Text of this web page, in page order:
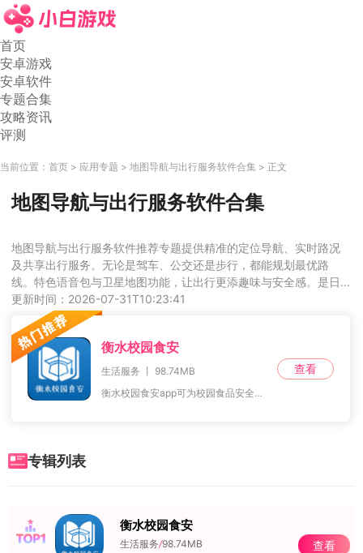
首页
安卓游戏
安卓软件
专题合集
攻略资讯
评测
当前位置： 首页 应用专题 地图导航与出行服务软件合集 正文
地图导航与出行服务软件合集
地图导航与出行服务软件推荐专题提供精准的定位导航、实时路况
及共享出行服务。无论是驾车、公交还是步行，都能规划最优路
线。特色语音包与卫星地图功能，让出行更添趣味与安全感。是日
常通勤与长途旅行的可靠伙伴。快去寻找属于你的那一款吧！
更新时间：2026-07-31T10:23:41
衡水校园食安
生活服务 丨 98.74MB
衡水校园食安app可为校园食品安全提供智能化管理。您可以从这里查看日常菜单、食堂卫生状况、菜肴新鲜度等各种基本信息，更好地保障学生的健康安全，努力营造最好的食堂
查看
专辑列表
NO.1 衡水校园食安
生活服务/98.74MB
查看